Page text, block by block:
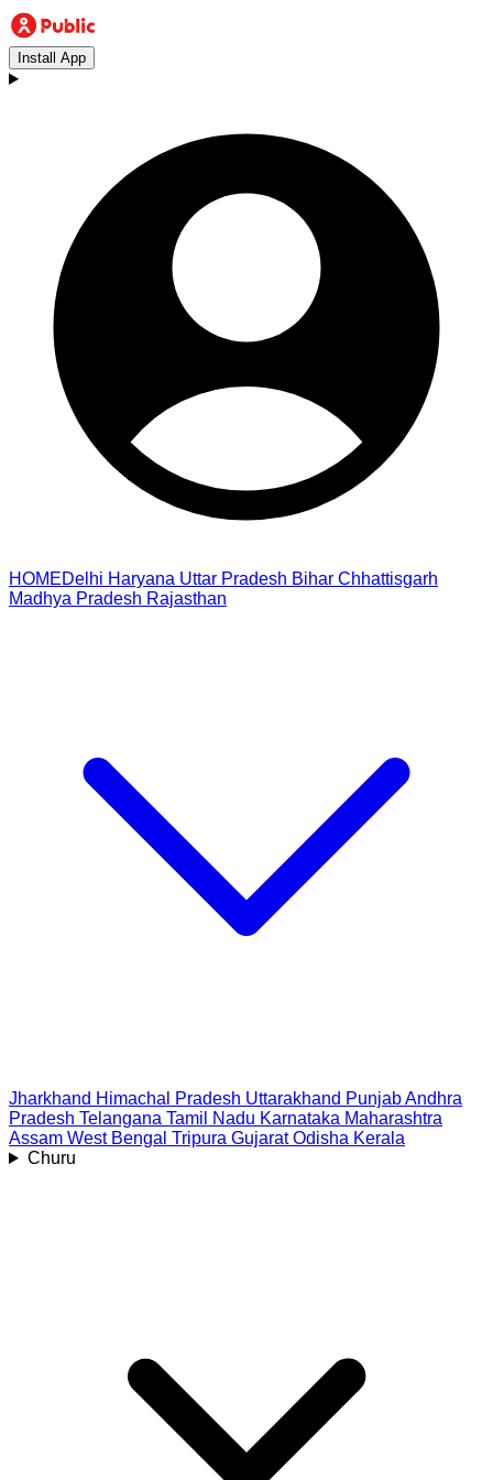
Install App
HOMEDelhi Haryana Uttar Pradesh Bihar Chhattisgarh
Madhya Pradesh Rajasthan
Jharkhand Himachal Pradesh Uttarakhand PunjabAndhra
Pradesh Telangana Tamil Nadu Karnataka Maharashtra
Assam West Bengal Tripura Gujarat Odisha Kerala
Churu